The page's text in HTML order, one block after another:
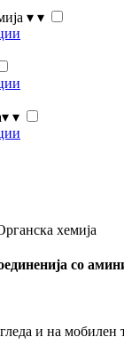
▾ ▾
▾ ▾
хемија
со
и на